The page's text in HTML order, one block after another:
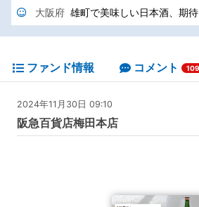
大阪府 雄町で美味しい日本酒、期待
ファンド情報 コメント 109
2024年11月30日 09:10
阪急百貨店梅田本店